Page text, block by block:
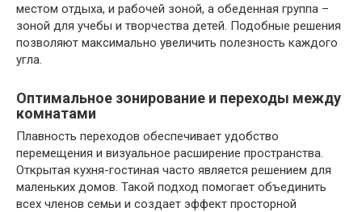
местом отдыха, и рабочей зоной, а обеденная группа –
зоной для учебы и творчества детей. Подобные решения
позволяют максимально увеличить полезность каждого
угла.
Оптимальное зонирование и переходы между
комнатами
Плавность переходов обеспечивает удобство
перемещения и визуальное расширение пространства.
Открытая кухня-гостиная часто является решением для
маленьких домов. Такой подход помогает объединить
всех членов семьи и создает эффект просторной